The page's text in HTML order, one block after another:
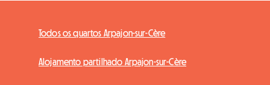
Todos os quartos Arpajon-sur-Cère
Alojamento partilhado Arpajon-sur-Cère